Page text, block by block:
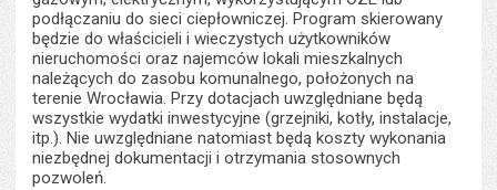
podłączaniu do sieci ciepłowniczej. Program skierowany
będzie do właścicieli i wieczystych użytkowników
nieruchomości oraz najemców lokali mieszkalnych
należących do zasobu komunalnego, położonych na
terenie Wrocławia. Przy dotacjach uwzględniane będą
wszystkie wydatki inwestycyjne (grzejniki, kotły, instalacje,
itp.). Nie uwzględniane natomiast będą koszty wykonania
niezbędnej dokumentacji i otrzymania stosownych
pozwoleń.